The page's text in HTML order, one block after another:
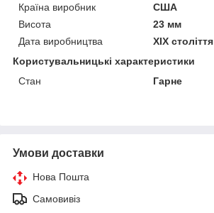
Країна виробник
США
Висота
23 мм
Дата виробництва
XIX століття
Користувальницькі характеристики
Стан
Гарне
Умови доставки
Нова Пошта
Самовивіз